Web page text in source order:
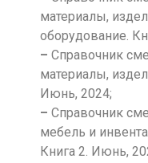
материалы,
оборудование.
– Справочник
материалы,
Июнь, 2024;
– Справочник
мебель и
Книга 2. Июнь,